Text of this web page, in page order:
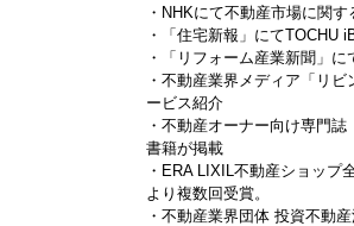
・NHKにて不動産市場に関す
・「住宅新報」にてTOCHU
・「リフォーム産業新聞」
・不動産業界メディア「リ
ービス紹介
・不動産オーナー向け専門
書籍が掲載
・ERA LIXIL不動産ショップ
より複数回受賞。
・不動産業界団体 投資不動